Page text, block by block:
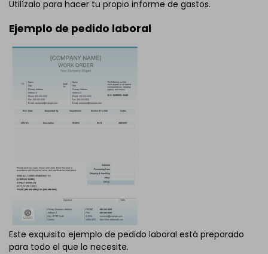
Utilízalo para hacer tu propio informe de gastos.
Ejemplo de pedido laboral
Este exquisito ejemplo de pedido laboral está preparado
para todo el que lo necesite.